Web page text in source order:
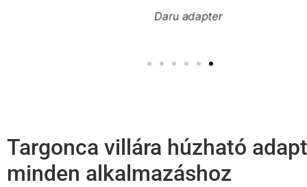
Daru adapter
Targonca villára húzható
minden alkalmazáshoz